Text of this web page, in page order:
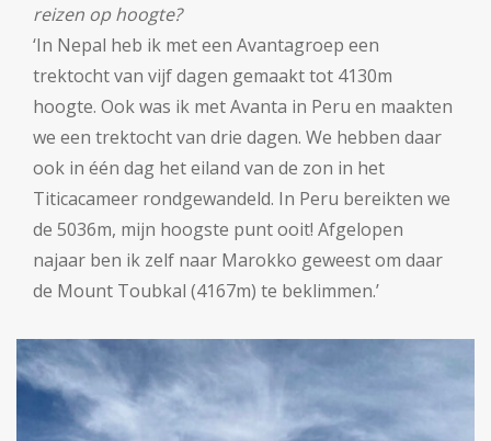
reizen op hoogte?
‘In Nepal heb ik met een Avantagroep een
trektocht van vijf dagen gemaakt tot 4130m
hoogte. Ook was ik met Avanta in Peru en maakten
we een trektocht van drie dagen. We hebben daar
ook in één dag het eiland van de zon in het
Titicacameer rondgewandeld. In Peru bereikten we
de 5036m, mijn hoogste punt ooit! Afgelopen
najaar ben ik zelf naar Marokko geweest om daar
de Mount Toubkal (4167m) te beklimmen.’